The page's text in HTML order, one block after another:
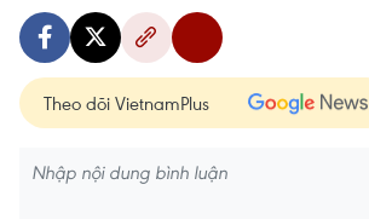
Theo dõi VietnamPlus